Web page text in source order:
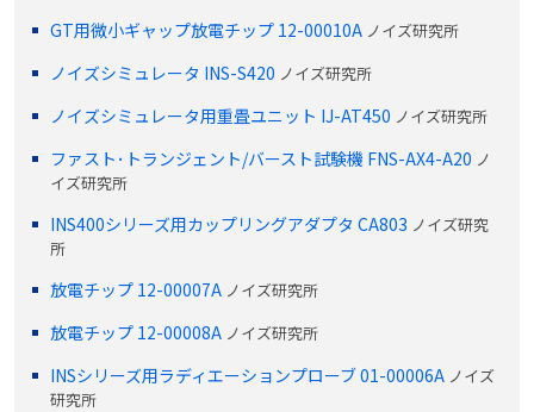
GT用微小ギャップ放電チップ 12-00010A ノイズ研究所
ノイズシミュレータ INS-S420 ノイズ研究所
ノイズシミュレータ用重畳ユニット IJ-AT450 ノイズ研究所
ファスト･トランジェント/バースト試験機 FNS-AX4-A20 ノ
イズ研究所
INS400シリーズ用カップリングアダプタ CA803 ノイズ研究
所
放電チップ 12-00007A ノイズ研究所
放電チップ 12-00008A ノイズ研究所
INSシリーズ用ラディエーションプローブ 01-00006A ノイズ
研究所